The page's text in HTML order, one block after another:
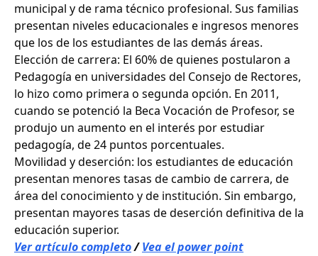
municipal y de rama técnico profesional. Sus familias
presentan niveles educacionales e ingresos menores
que los de los estudiantes de las demás áreas.
Elección de carrera: El 60% de quienes postularon a
Pedagogía en universidades del Consejo de Rectores,
lo hizo como primera o segunda opción. En 2011,
cuando se potenció la Beca Vocación de Profesor, se
produjo un aumento en el interés por estudiar
pedagogía, de 24 puntos porcentuales.
Movilidad y deserción: los estudiantes de educación
presentan menores tasas de cambio de carrera, de
área del conocimiento y de institución. Sin embargo,
presentan mayores tasas de deserción definitiva de la
educación superior.
Ver artículo completo/Vea el power point